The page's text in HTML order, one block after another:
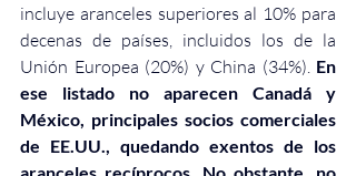
incluye aranceles superiores al 10% para
decenas de países, incluidos los de la
Unión Europea (20%) y China (34%). En
ese listado no aparecen Canadá y
México, principales socios comerciales
de EE.UU., quedando exentos de los